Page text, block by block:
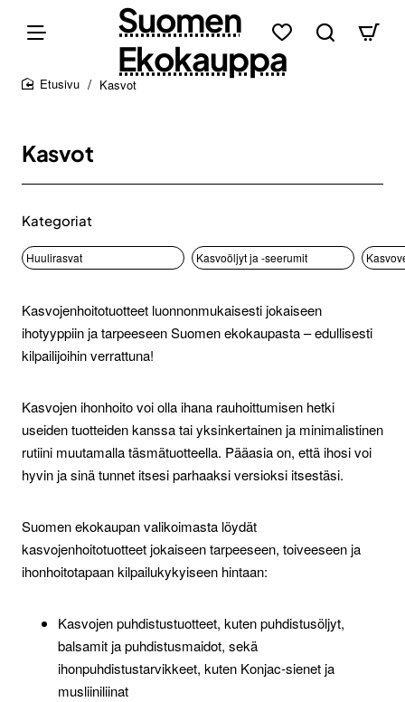
Suomen
Ekokauppa
Kasvot
Kasvot
Kategoriat
Huulirasvat Kasvoöljyt ja -seerumit
Kasvojenhoitotuotteet luonnonmukaisesti jokaiseen
ihotyyppiin ja tarpeeseen Suomen ekokaupasta – edullisesti
kilpailijoihin verrattuna!
Kasvojen ihonhoito voi olla ihana rauhoittumisen hetki
useiden tuotteiden kanssa tai yksinkertainen ja minimalistinen
rutiini muutamalla täsmätuotteella. Pääasia on, että ihosi voi
hyvin ja sinä tunnet itsesi parhaaksi versioksi itsestäsi.
Suomen ekokaupan valikoimasta löydät
kasvojenhoitotuotteet jokaiseen tarpeeseen, toiveeseen ja
ihonhoitotapaan kilpailukykyiseen hintaan:
Kasvojen puhdistustuotteet, kuten puhdistusöljyt,
balsamit ja puhdistusmaidot, sekä
ihonpuhdistustarvikkeet, kuten Konjac-sienet ja
musliiniliinat